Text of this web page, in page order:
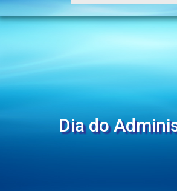
Dia do